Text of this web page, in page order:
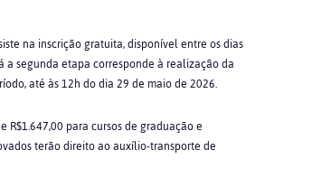
na inscrição gratuita, disponível entre os dias
a segunda etapa corresponde à realização da
até às 12h do dia 29 de maio de 2026.
para cursos de graduação e
terão direito ao auxílio-transporte de